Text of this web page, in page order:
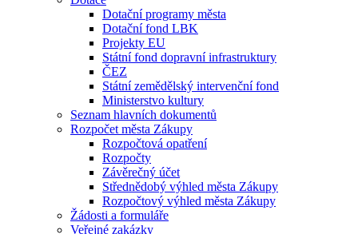
Dotační programy města
Dotační fond LBK
Projekty EU
Státní fond dopravní infrastruktury
ČEZ
Státní zemědělský intervenční fond
Ministerstvo kultury
Seznam hlavních dokumentů
Rozpočet města Zákupy
Rozpočtová opatření
Rozpočty
Závěrečný účet
Střednědobý výhled města Zákupy
Rozpočtový výhled města Zákupy
Žádosti a formuláře
Veřejné zakázky